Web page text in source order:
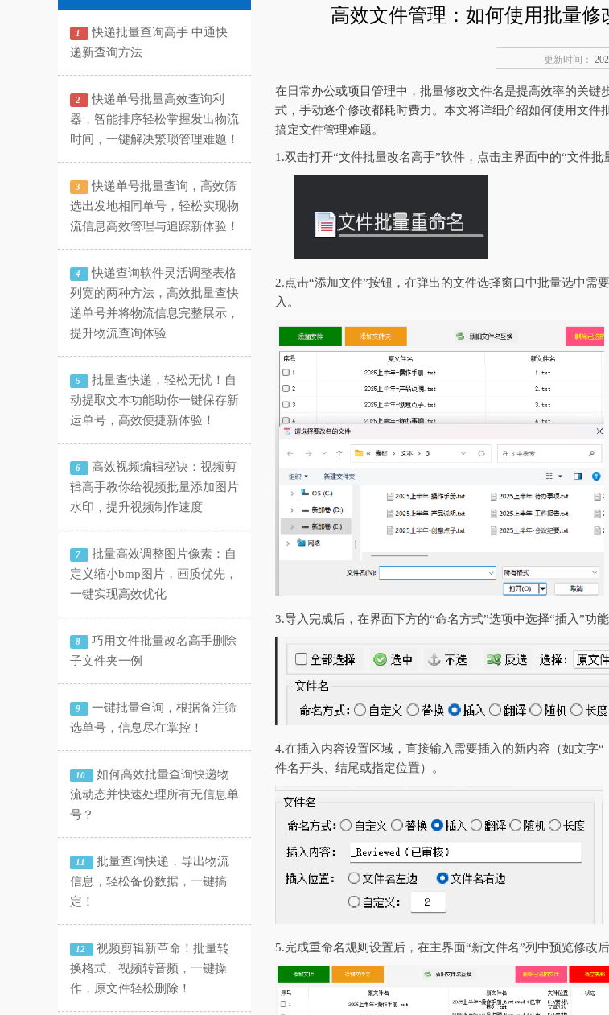
1
快递批量查询高手 中通快
递新查询方法
2
快递单号批量高效查询利
器，智能排序轻松掌握发出物流
时间，一键解决繁琐管理难题！
3
快递单号批量查询，高效筛
选出发地相同单号，轻松实现物
流信息高效管理与追踪新体验！
4
快递查询软件灵活调整表格
列宽的两种方法，高效批量查快
递单号并将物流信息完整展示，
提升物流查询体验
5
批量查快递，轻松无忧！自
动提取文本功能助你一键保存新
运单号，高效便捷新体验！
6
高效视频编辑秘诀：视频剪
辑高手教你给视频批量添加图片
水印，提升视频制作速度
7
批量高效调整图片像素：自
定义缩小bmp图片，画质优先，
一键实现高效优化
8
巧用文件批量改名高手删除
子文件夹一例
9
一键批量查询，根据备注筛
选单号，信息尽在掌控！
10
如何高效批量查询快递物
流动态并快速处理所有无信息单
号？
11
批量查询快递，导出物流
信息，轻松备份数据，一键搞
定！
12
视频剪辑新革命！批量转
换格式、视频转音频，一键操
作，原文件轻松删除！
高效文件管理：如何使用批量
更新时间：
在日常办公或项目管理中，批量修改文件名是提高效率的关
式，手动逐个修改都耗时费力。本文将详细介绍如何使用文
搞定文件管理难题。
1.双击打开“文件批量改名高手”软件，点击主界面中的“文件批
2.点击“添加文件”按钮，在弹出的文件选择窗口中批量选中需
入。
3.导入完成后，在界面下方的“命名方式”选项中选择“插入”功
4.在插入内容设置区域，直接输入需要插入的新内容（如文字
件名开头、结尾或指定位置）。
5.完成重命名规则设置后，在主界面“新文件名”列中预览修改